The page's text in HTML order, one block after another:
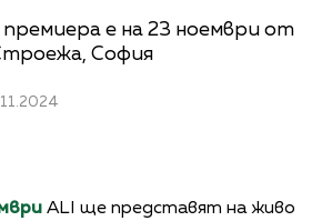
е на 23 ноември от
София
ALI ще представят на живо